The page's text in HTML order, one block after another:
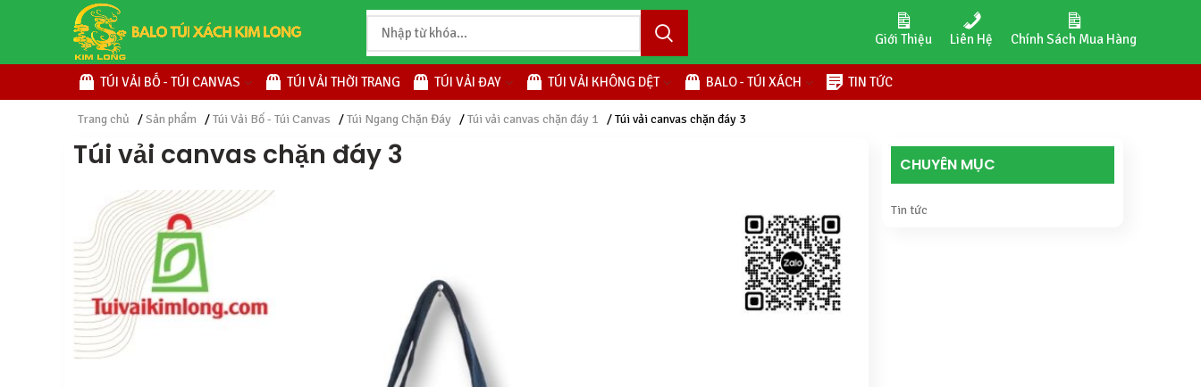
Giới Thiệu Liên Hệ Chính Sách Mua Hàng
TÚI VẢI BỐ - TÚI CANVAS TÚI VẢI THỜI TRANG TÚI VẢI ĐAY TÚI VẢI KHÔNG DỆT BALO - TÚI XÁCH TIN TỨC
Trang chủ /Sản phẩm /Túi Vải Bố - Túi Canvas /Túi Ngang Chặn Đáy /Túi vải canvas chặn đáy 1 / Túi vải canvas chặn đáy 3
Túi vải canvas chặn đáy 3 CHUYÊN MỤC
Tin tức